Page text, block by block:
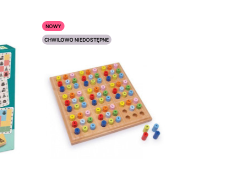
NOWY
CHWILOWO NIEDOSTĘPNE